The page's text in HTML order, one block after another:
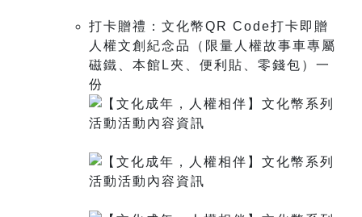
打卡贈禮：文化幣QR Code打卡即贈
人權文創紀念品（限量人權故事車專屬
磁鐵、本館L夾、便利貼、零錢包）一
份